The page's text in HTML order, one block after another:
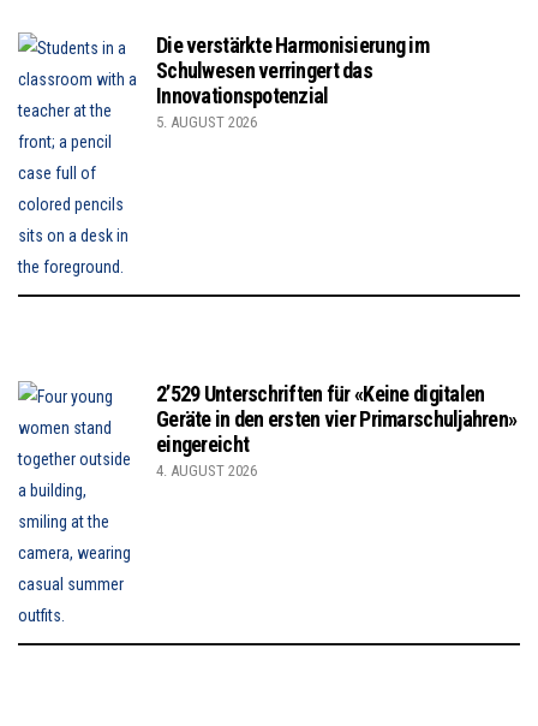
Die verstärkte Harmonisierung im
Schulwesen verringert das
Innovationspotenzial
5. AUGUST 2026
2’529 Unterschriften für «Keine digitalen
Geräte in den ersten vier Primarschuljahren»
eingereicht
4. AUGUST 2026